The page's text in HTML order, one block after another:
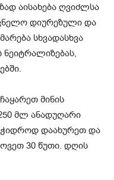
აისახება ღვიძლსა
დიურეზული და
სხვადასხვა
ნეიტრალიზებას,
მინის
მლ ანადუღარი
დაახურეთ და
30 წუთი. დღის